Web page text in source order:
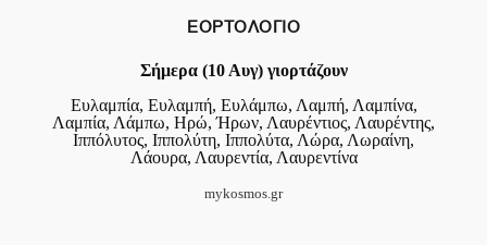
ΕΟΡΤΟΛΟΓΙΟ
Σήμερα (10 Αυγ) γιορτάζουν
Ευλαμπία, Ευλαμπή, Ευλάμπω, Λαμπή, Λαμπίνα,
Λαμπία, Λάμπω, Ηρώ, Ήρων, Λαυρέντιος, Λαυρέντης,
Ιππόλυτος, Ιππολύτη, Ιππολύτα, Λώρα, Λωραίνη,
Λάουρα, Λαυρεντία, Λαυρεντίνα
mykosmos.gr